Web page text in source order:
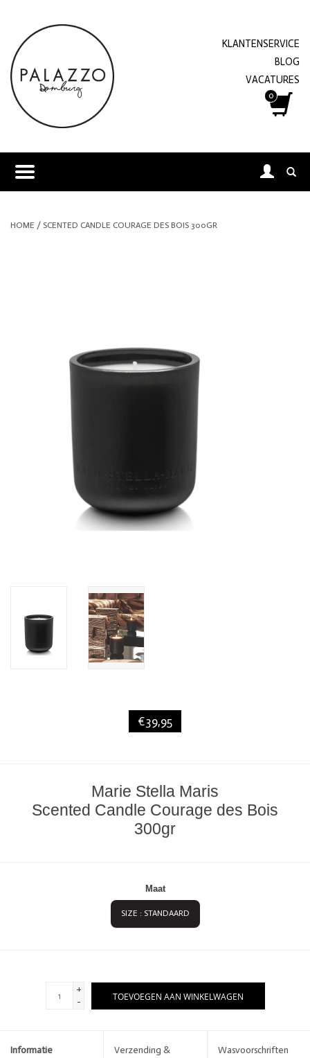
KLANTENSERVICE
BLOG
VACATURES
0
HOME / SCENTED CANDLE COURAGE DES BOIS 300GR
€39,95
Marie Stella Maris
Scented Candle Courage des Bois
300gr
Maat
SIZE : STANDAARD
+
-
TOEVOEGEN AAN WINKELWAGEN
Informatie
Verzending &
Wasvoorschriften